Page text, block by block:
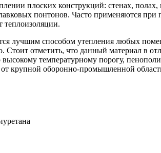
плоских конструкций: стенах,
понтонов. Часто применяются
теплоизоляции.
лучшим способом утепления любых
отметить, что данный материал в
высокому температурному порогу,
крупной оборонно-промышленной